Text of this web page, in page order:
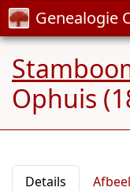
Genealogie
Ophuis
Details